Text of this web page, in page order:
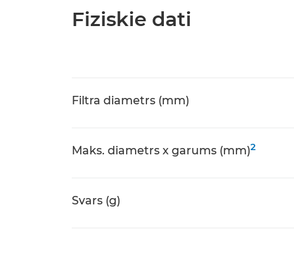
Fiziskie dati
Filtra diametrs (mm)
Maks. diametrs x garums (mm)2
Svars (g)